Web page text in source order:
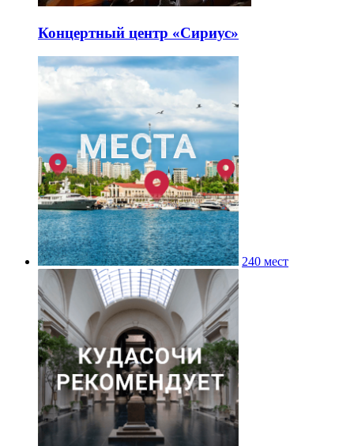
Концертный центр «Сириус»
240 мест